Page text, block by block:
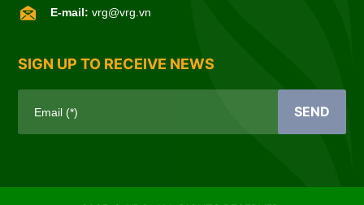
E-mail: vrg@vrg.vn
SIGN UP TO RECEIVE NEWS
Email (*) SEND